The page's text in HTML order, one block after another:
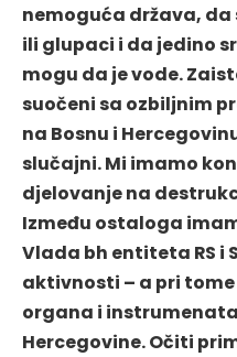
nemoguća država,
ili glupaci i da jedino
mogu da je vode.
suočeni sa ozbiljnim
na Bosnu i
slučajni. Mi imamo
djelovanje na
Između ostaloga
Vlada bh entiteta RS i
aktivnosti – a pri
organa i instrumenata
Hercegovine. Očiti